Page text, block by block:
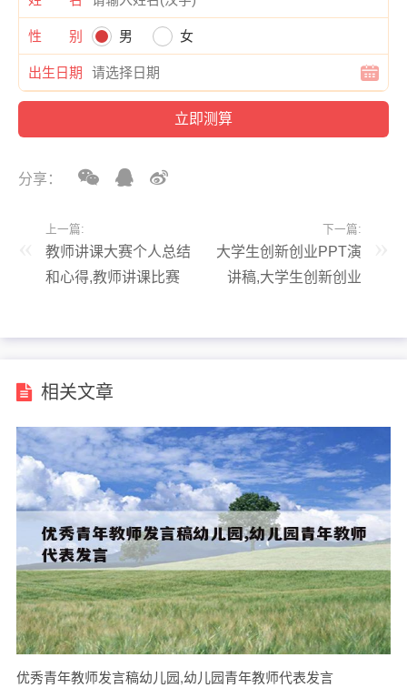
性 别 男 女
出生日期
分享：
上一篇:
教师讲课大赛个人总结
和心得,教师讲课比赛
下一篇:
大学生创新创业PPT演
讲稿,大学生创新创业
相关文章
优秀青年教师发言稿幼儿园,幼儿园青年教师代表发言